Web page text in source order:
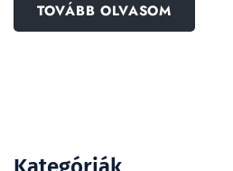
TOVÁBB OLVASOM